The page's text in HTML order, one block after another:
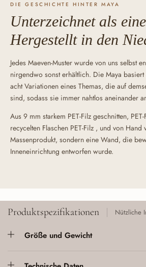
DIE GESCHICHTE HINTER MAYA
Unterzeichnet als
Hergestellt in den
Jedes Maeven-Muster wurde von uns selbst
nirgendwo sonst erhältlich. Die Maya
acht Variationen eines Themas, die auf
sind, sodass sie immer nahtlos aneinander
Aus 9 mm starkem PET-Filz geschnitten,
recycelten Flaschen PET-Filz , und von Hand
Massenprodukt, sondern eine Wand, die
Inneneinrichtung entworfen wurde.
Produktspezifikationen Nützliche
Größe und Gewicht